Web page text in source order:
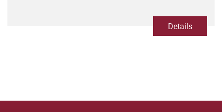
Details